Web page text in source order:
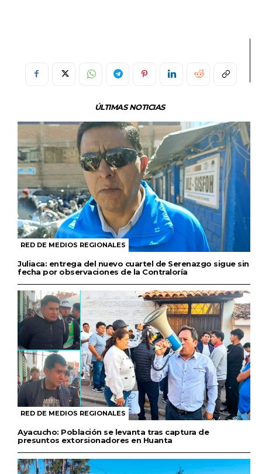
ÚLTIMAS NOTICIAS
RED DE MEDIOS REGIONALES
Juliaca: entrega del nuevo cuartel de Serenazgo sigue sin
fecha por observaciones de la Contraloría
RED DE MEDIOS REGIONALES
Ayacucho: Población se levanta tras captura de
presuntos extorsionadores en Huanta